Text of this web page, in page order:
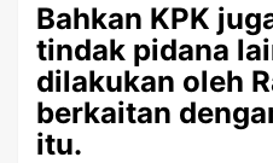
Bahkan KPK
tindak pidana
dilakukan oleh
berkaitan
itu.